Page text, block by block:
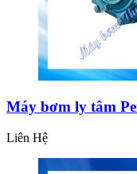
Máy bơm ly tâm
Liên Hệ